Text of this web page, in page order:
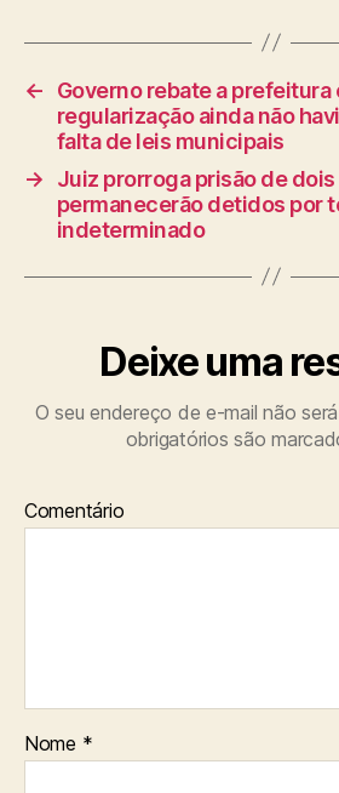
←
Governo rebate a prefeitura
regularização ainda não
falta de leis municipais
→
Juiz prorroga prisão de
permanecerão detidos por
indeterminado
Deixe uma
O seu endereço de e-mail não
obrigatórios são
Comentário
Nome *